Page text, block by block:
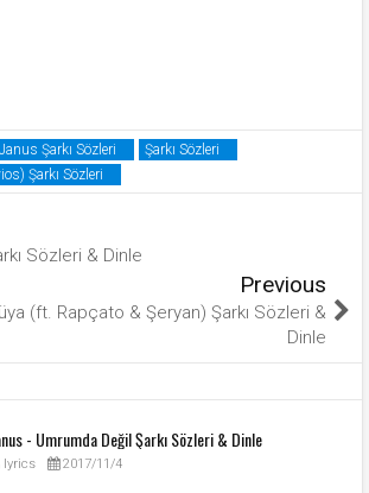
Janus Şarkı Sözleri
Şarkı Sözleri
Şarkı Sözleri
Sözleri & Dinle
Previous
(ft. Rapçato & Şeryan) Şarkı Sözleri &
Dinle
- Umrumda Değil Şarkı Sözleri & Dinle
lyrics 2017/11/4